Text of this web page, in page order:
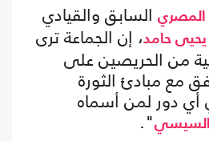
المصري السابق والقيادي
يحيى حامد، إن الجماعة ترى
من الحريصين على
مع مبادئ الثورة
أي دور لمن أسماه
السيسي".